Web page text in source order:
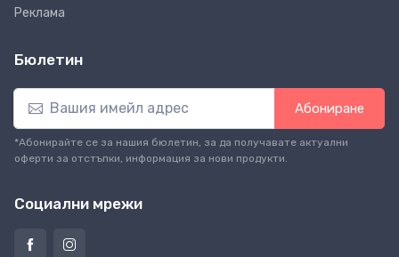
Реклама
Бюлетин
Абониране
*Абонирайте се за нашия бюлетин, за да получавате актуални
оферти за отстъпки, информация за нови продукти.
Социални мрежи